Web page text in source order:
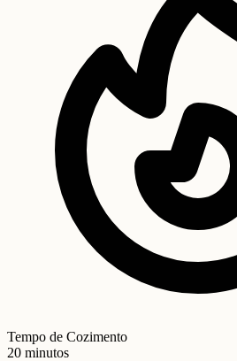
Tempo de Cozimento
20 minutos